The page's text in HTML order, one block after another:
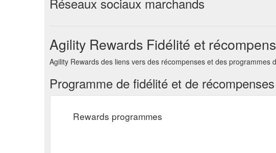
Agility Rewards Fidélité et
Agility Rewards des liens vers des récompenses et des
Programme de fidélité et de récompenses
Rewards programmes